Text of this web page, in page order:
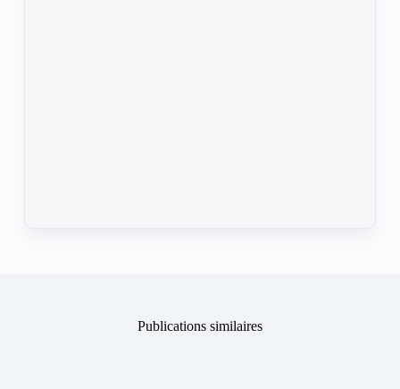
Publications similaires